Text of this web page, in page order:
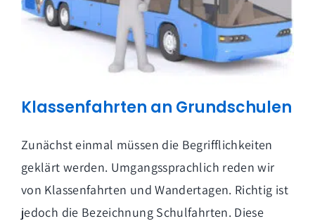
Klassenfahrten an Grundschulen
Zunächst einmal müssen die Begrifflichkeiten
geklärt werden. Umgangssprachlich reden wir
von Klassenfahrten und Wandertagen. Richtig ist
jedoch die Bezeichnung Schulfahrten. Diese